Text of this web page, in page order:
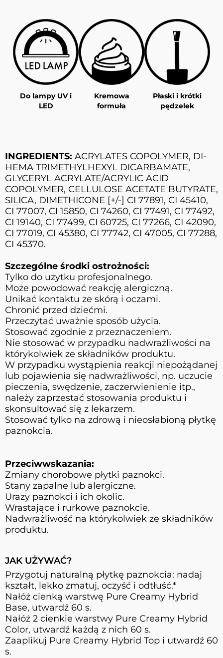
Do lampy UV i
LED
Kremowa
formuła
Płaski i krótki
pędzelek
INGREDIENTS: ACRYLATES COPOLYMER, DI-
HEMA TRIMETHYLHEXYL DICARBAMATE,
GLYCERYL ACRYLATE/ACRYLIC ACID
COPOLYMER, CELLULOSE ACETATE BUTYRATE,
SILICA, DIMETHICONE [+/-] CI 77891, CI 45410,
CI 77007, CI 15850, CI 74260, CI 77491, CI 77492,
CI 19140, CI 77499, CI 60725, CI 77266, CI 42090,
CI 77019, CI 45380, CI 77742, CI 47005, CI 77288,
CI 45370.
Szczególne środki ostrożności:
Tylko do użytku profesjonalnego.
Może powodować reakcję alergiczną.
Unikać kontaktu ze skórą i oczami.
Chronić przed dziećmi.
Przeczytać uważnie sposób użycia.
Stosować zgodnie z przeznaczeniem.
Nie stosować w przypadku nadwrażliwości na
którykolwiek ze składników produktu.
W przypadku wystąpienia reakcji niepożądanej
lub pojawienia się nadwrażliwości, np. uczucie
pieczenia, swędzenie, zaczerwienienie itp.,
należy zaprzestać stosowania produktu i
skonsultować się z lekarzem.
Stosować tylko na zdrową i nieosłabioną płytkę
paznokcia.
Przeciwwskazania:
Zmiany chorobowe płytki paznokci.
Stany zapalne lub alergiczne.
Urazy paznokci i ich okolic.
Wrastające i rurkowe paznokcie.
Nadwrażliwość na którykolwiek ze składników
produktu.
JAK UŻYWAĆ?
Przygotuj naturalną płytkę paznokcia: nadaj
kształt, lekko zmatuj, oczyść i odtłuść.*
Nałóż cienką warstwę Pure Creamy Hybrid
Base, utwardź 60 s.
Nałóż 2 cienkie warstwy Pure Creamy Hybrid
Color, utwardź każdą z nich 60 s.
Zaaplikuj Pure Creamy Hybrid Top i utwardź 60
s.